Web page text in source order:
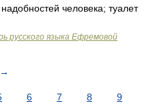
человека; туалет
русского языка Ефремовой
→
6 7 8
9